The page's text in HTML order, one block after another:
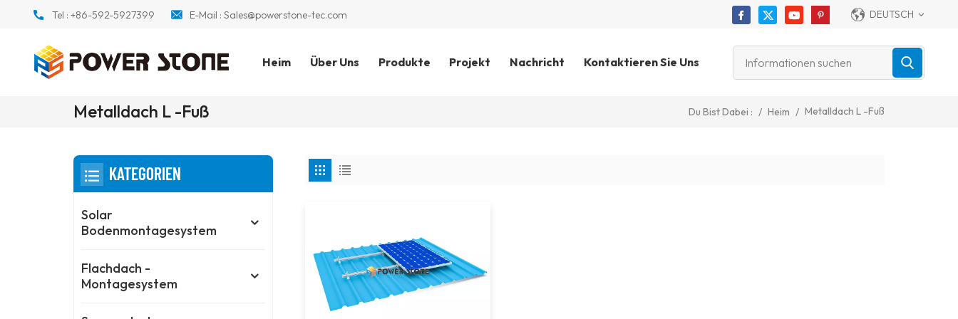
Tel :+86-592-5927399 E-Mail : Sales@powerstone-tec.com DEUTSCH
Heim Über Uns Produkte Projekt Nachricht Kontaktieren Sie Uns
Metalldach L -Fuß Du Bist Dabei : / Heim / Metalldach L -Fuß
KATEGORIEN
Solar
Bodenmontagesystem
Flachdach -
Montagesystem